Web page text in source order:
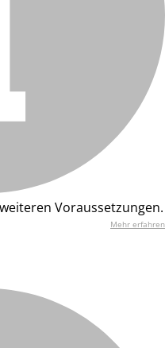
Voraussetzungen.
Mehr erfahren